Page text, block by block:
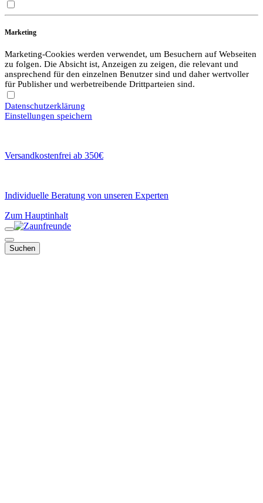
Marketing
Marketing-Cookies werden verwendet, um Besuchern auf Webseiten
zu folgen. Die Absicht ist, Anzeigen zu zeigen, die relevant und
ansprechend für den einzelnen Benutzer sind und daher wertvoller
für Publisher und werbetreibende Drittparteien sind.
Datenschutzerklärung
Einstellungen speichern
Versandkostenfrei ab 350€
Individuelle Beratung von unseren Experten
Zum Hauptinhalt
Suchen